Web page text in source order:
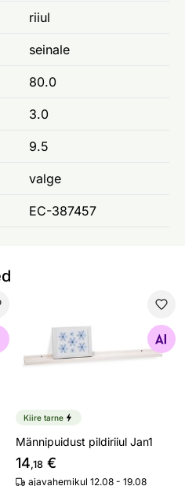
riiul
seinale
80.0
3.0
9.5
valge
EC-387457
80 cm, pähkel
Otsi sarnaseid
Kiire tarne
Männipuidust pildiriiul Jan1
14,18 €
ajavahemikul 12.08 - 19.08